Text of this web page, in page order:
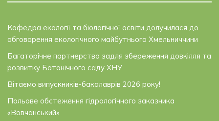
Кафедра екології та біологічної освіти долучилася до
обговорення екологічного майбутнього Хмельниччини
Багаторічне партнерство задля збереження довкілля та
розвитку Ботанічного саду ХНУ
Вітаємо випускників-бакалаврів 2026 року!
Польове обстеження гідрологічного заказника
«Вовчанський»